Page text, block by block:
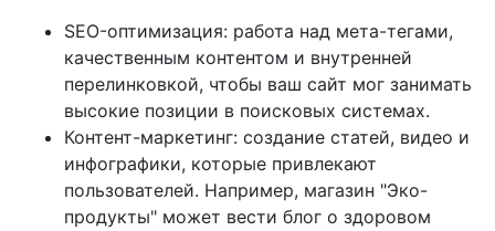
SEO-оптимизация: работа над мета-тегами,
качественным контентом и внутренней
перелинковкой, чтобы ваш сайт мог занимать
высокие позиции в поисковых системах.
Контент-маркетинг: создание статей, видео и
инфографики, которые привлекают
пользователей. Например, магазин "Эко-
продукты" может вести блог о здоровом